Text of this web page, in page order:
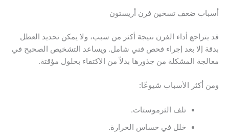
أسباب ضعف تسخين فرن أريستون
قد يتراجع أداء الفرن نتيجة أكثر من سبب، ولا يمكن تحديد العطل
بدقة إلا بعد إجراء فحص فني شامل. ويساعد التشخيص الصحيح في
معالجة المشكلة من جذورها بدلاً من الاكتفاء بحلول مؤقتة.
ومن أكثر الأسباب شيوعًا:
تلف الثرموستات.
خلل في حساس الحرارة.